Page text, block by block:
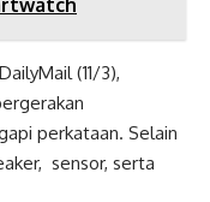
(11/3),
perkataan. Selain
sensor, serta